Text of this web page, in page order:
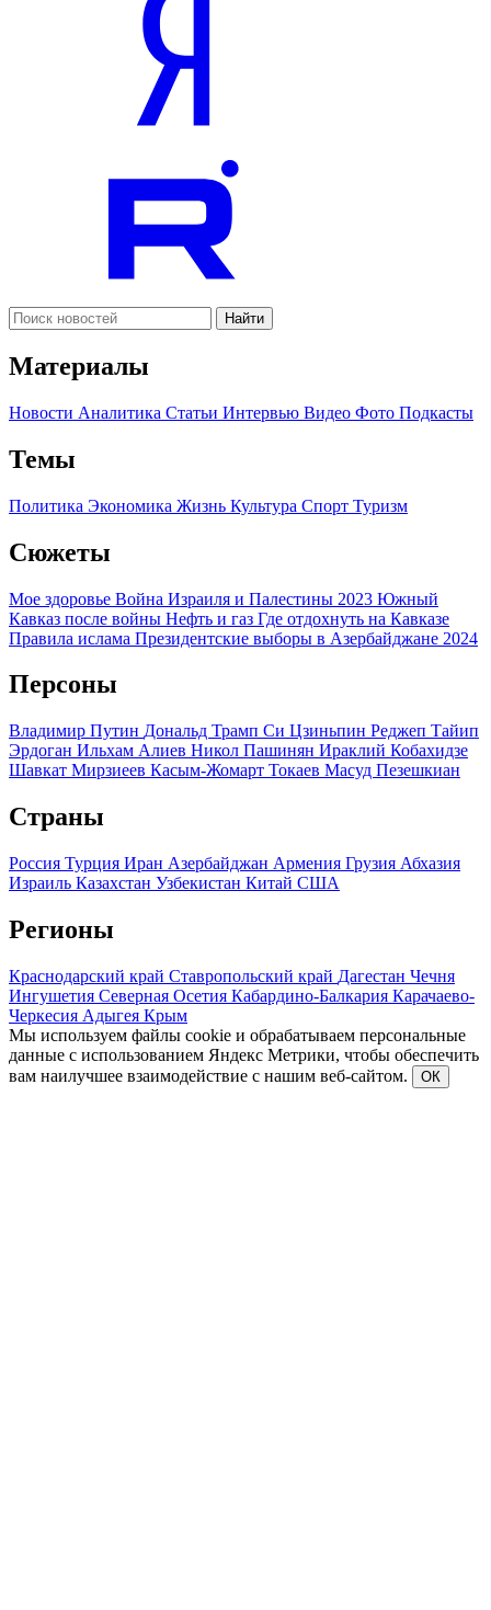
Найти
Материалы
Новости Аналитика Статьи Интервью Видео Фото Подкасты
Темы
Политика Экономика Жизнь Культура Спорт Туризм
Сюжеты
Мое здоровье Война Израиля и Палестины 2023 Южный
Кавказ после войны Нефть и газ Где отдохнуть на Кавказе
Правила ислама Президентские выборы в Азербайджане 2024
Персоны
Владимир Путин Дональд Трамп Си Цзиньпин Реджеп Тайип
Эрдоган Ильхам Алиев Никол Пашинян Ираклий Кобахидзе
Шавкат Мирзиеев Касым-Жомарт Токаев Масуд Пезешкиан
Страны
Россия Турция Иран Азербайджан Армения Грузия Абхазия
Израиль Казахстан Узбекистан Китай США
Регионы
Краснодарский край Ставропольский край Дагестан Чечня
Ингушетия Северная Осетия Кабардино-Балкария Карачаево-
Черкесия Адыгея Крым
Мы используем файлы cookie и обрабатываем персональные
данные с использованием Яндекс Метрики, чтобы обеспечить
вам наилучшее взаимодействие с нашим веб-сайтом.
ОК